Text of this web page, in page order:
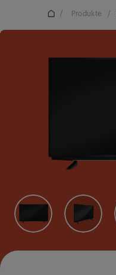
/ Produkte /